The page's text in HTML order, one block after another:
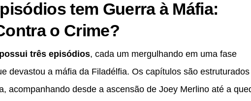
tem Guerra à Máfia:
o Crime?
possui três episódios, cada um mergulhando em uma fase
devastou a máfia da Filadélfia. Os capítulos são estruturados
acompanhando desde a ascensão de Joey Merlino até a